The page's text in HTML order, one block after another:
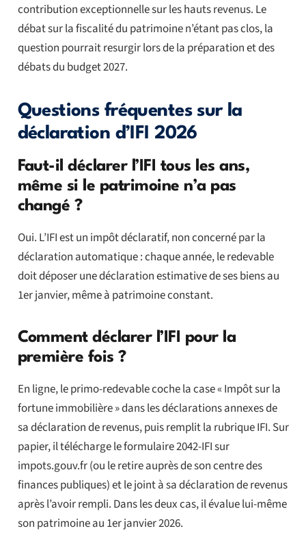
contribution exceptionnelle sur les hauts revenus. Le
débat sur la fiscalité du patrimoine n’étant pas clos, la
question pourrait resurgir lors de la préparation et des
débats du budget 2027.
Questions fréquentes sur la
déclaration d’IFI 2026
Faut-il déclarer l’IFI tous les ans,
même si le patrimoine n’a pas
changé ?
Oui. L’IFI est un impôt déclaratif, non concerné par la
déclaration automatique : chaque année, le redevable
doit déposer une déclaration estimative de ses biens au
1er janvier, même à patrimoine constant.
Comment déclarer l’IFI pour la
première fois ?
En ligne, le primo-redevable coche la case « Impôt sur la
fortune immobilière » dans les déclarations annexes de
sa déclaration de revenus, puis remplit la rubrique IFI. Sur
papier, il télécharge le formulaire 2042-IFI sur
impots.gouv.fr (ou le retire auprès de son centre des
finances publiques) et le joint à sa déclaration de revenus
après l’avoir rempli. Dans les deux cas, il évalue lui-même
son patrimoine au 1er janvier 2026.